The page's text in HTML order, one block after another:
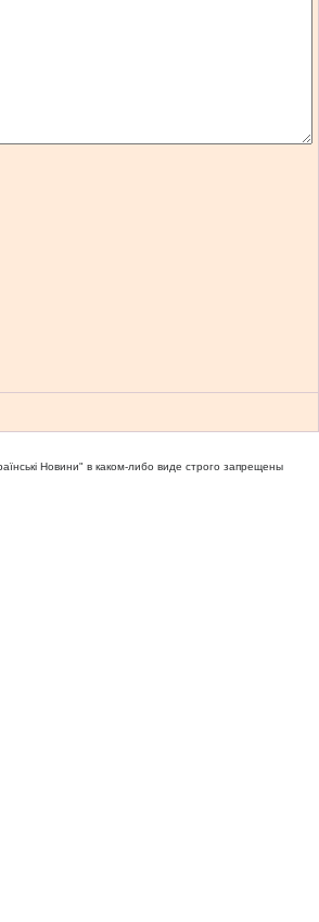
Новини" в каком-либо виде строго запрещены